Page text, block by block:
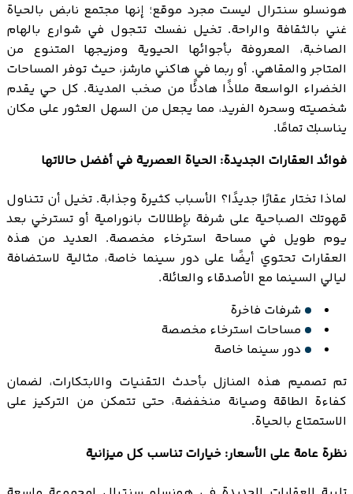
هونسلو سنترال ليست مجرد موقع؛ إنها مجتمع نابض بالحياة
غني بالثقافة والراحة. تخيل نفسك تتجول في شوارع بالهام
الصاخبة، المعروفة بأجوائها الحيوية ومزيجها المتنوع من
المتاجر والمقاهي. أو ربما في هاكني مارشز، حيث توفر المساحات
الخضراء الواسعة ملاذًا هادئًا من صخب المدينة. كل حي يقدم
شخصيته وسحره الفريد، مما يجعل من السهل العثور على مكان
يناسبك تمامًا.
فوائد العقارات الجديدة: الحياة العصرية في أفضل حالاتها
لماذا تختار عقارًا جديدًا؟ الأسباب كثيرة وجذابة. تخيل أن تتناول
قهوتك الصباحية على شرفة بإطلالات بانورامية أو تسترخي بعد
يوم طويل في مساحة استرخاء مخصصة. العديد من هذه
العقارات تحتوي أيضًا على دور سينما خاصة، مثالية لاستضافة
ليالي السينما مع الأصدقاء والعائلة.
شرفات فاخرة
مساحات استرخاء مخصصة
دور سينما خاصة
تم تصميم هذه المنازل بأحدث التقنيات والابتكارات، لضمان
كفاءة الطاقة وصيانة منخفضة، حتى تتمكن من التركيز على
الاستمتاع بالحياة.
نظرة عامة على الأسعار: خيارات تناسب كل ميزانية